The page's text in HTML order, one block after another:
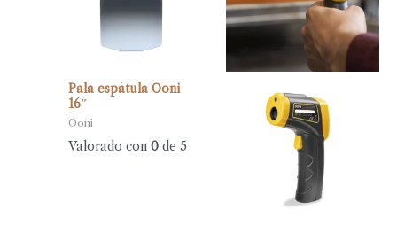
Pala espátula Ooni
16″
Ooni
Valorado con0 de 5